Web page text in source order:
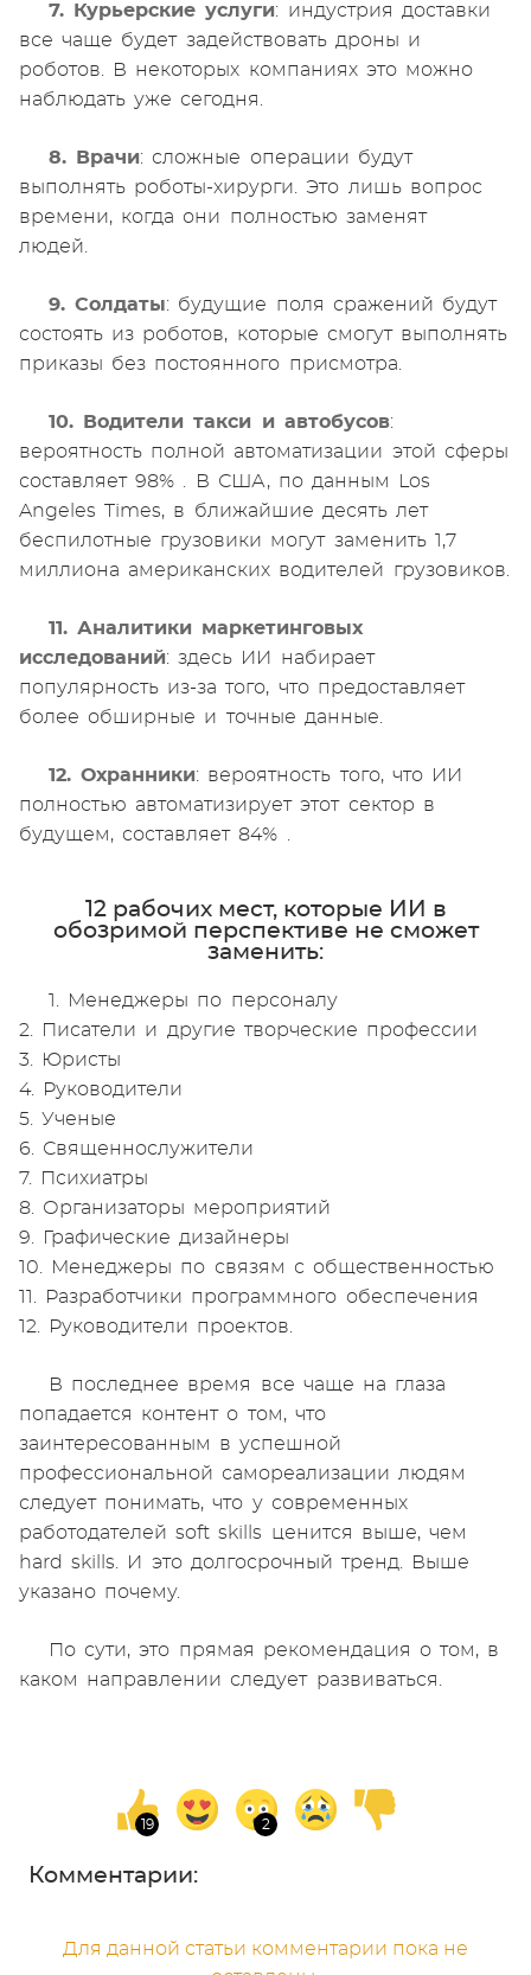
7. Курьерские услуги: индустрия доставки
все чаще будет задействовать дроны и
роботов. В некоторых компаниях это можно
наблюдать уже сегодня.
8. Врачи: сложные операции будут
выполнять роботы-хирурги. Это лишь вопрос
времени, когда они полностью заменят
людей.
9. Солдаты: будущие поля сражений будут
состоять из роботов, которые смогут выполнять
приказы без постоянного присмотра.
10. Водители такси и автобусов:
вероятность полной автоматизации этой сферы
составляет 98% . В США, по данным Los
Angeles Times, в ближайшие десять лет
беспилотные грузовики могут заменить 1,7
миллиона американских водителей грузовиков.
11. Аналитики маркетинговых
исследований: здесь ИИ набирает
популярность из-за того, что предоставляет
более обширные и точные данные.
12. Охранники: вероятность того, что ИИ
полностью автоматизирует этот сектор в
будущем, составляет 84% .
12 рабочих мест, которые ИИ в
обозримой перспективе не сможет
заменить:
1. Менеджеры по персоналу
2. Писатели и другие творческие профессии
3. Юристы
4. Руководители
5. Ученые
6. Священнослужители
7. Психиатры
8. Организаторы мероприятий
9. Графические дизайнеры
10. Менеджеры по связям с общественностью
11. Разработчики программного обеспечения
12. Руководители проектов.
В последнее время все чаще на глаза
попадается контент о том, что
заинтересованным в успешной
профессиональной самореализации людям
следует понимать, что у современных
работодателей soft skills ценится выше, чем
hard skills. И это долгосрочный тренд. Выше
указано почему.
По сути, это прямая рекомендация о том, в
каком направлении следует развиваться.
Комментарии:
Для данной статьи комментарии пока не